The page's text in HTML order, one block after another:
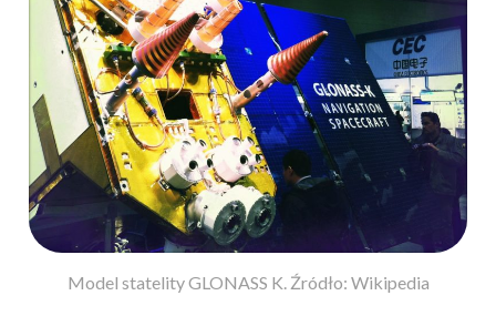
Model statelity GLONASS K. Źródło: Wikipedia